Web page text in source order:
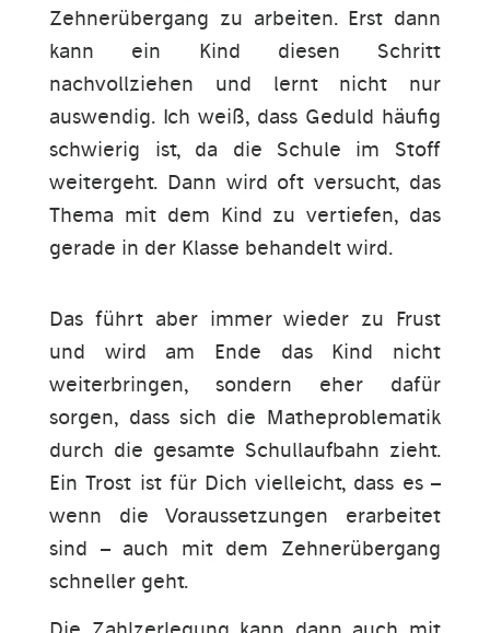
Zehnerübergang zu arbeiten. Erst dann
kann ein Kind diesen Schritt
nachvollziehen und lernt nicht nur
auswendig. Ich weiß, dass Geduld häufig
schwierig ist, da die Schule im Stoff
weitergeht. Dann wird oft versucht, das
Thema mit dem Kind zu vertiefen, das
gerade in der Klasse behandelt wird.
Das führt aber immer wieder zu Frust
und wird am Ende das Kind nicht
weiterbringen, sondern eher dafür
sorgen, dass sich die Matheproblematik
durch die gesamte Schullaufbahn zieht.
Ein Trost ist für Dich vielleicht, dass es –
wenn die Voraussetzungen erarbeitet
sind – auch mit dem Zehnerübergang
schneller geht.